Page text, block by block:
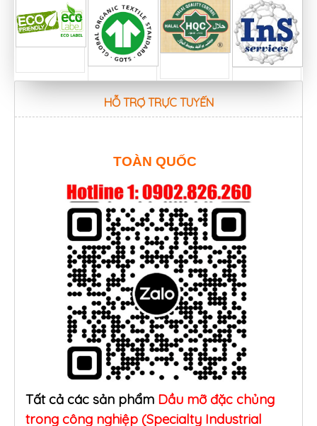
HỖ TRỢ TRỰC TUYẾN
Tất cả các sản phẩmDầu mỡ đặc chủng